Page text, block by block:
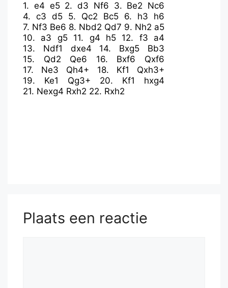
1. e4 e5 2. d3 Nf6 3. Be2 Nc6
4. c3 d5 5. Qc2 Bc5 6. h3
h6
7. Nf3 Be6 8. Nbd2 Qd7 9. Nh2 a5
10. a3 g5 11. g4 h5 12. f3
a4
13. Ndf1 dxe4 14. Bxg5
Bb3
15. Qd2 Qe6 16. Bxf6
Qxf6
17. Ne3 Qh4+ 18. Kf1
Qxh3+
19. Ke1 Qg3+ 20. Kf1
hxg4
21. Nexg4 Rxh2 22. Rxh2
Plaats een reactie